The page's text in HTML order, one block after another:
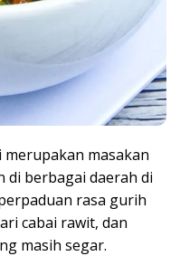
masakan
di berbagai daerah di
rasa gurih
cabai rawit, dan
masih segar.